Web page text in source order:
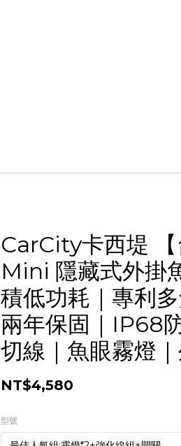
CarCity卡西堤
Mini 隱藏式外掛
積低功耗｜專利
兩年保固｜IP68
切線｜魚眼霧燈
NT$4,580
型號